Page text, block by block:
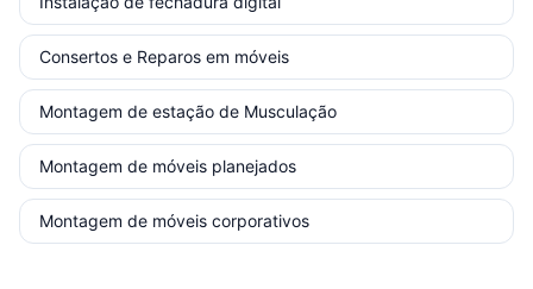
Consertos e Reparos em móveis
Montagem de estação de Musculação
Montagem de móveis planejados
Montagem de móveis corporativos